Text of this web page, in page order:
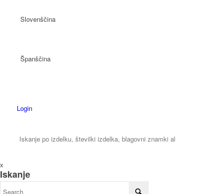
Slovenščina
Španščina
Login
x
Iskanje